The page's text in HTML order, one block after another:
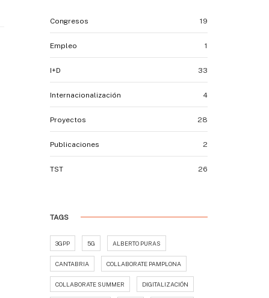
Congresos 19
Empleo 1
I+D 33
Internacionalización 4
Proyectos 28
Publicaciones 2
TST 26
TAGS
3GPP 5G ALBERTO PURAS
CANTABRIA COLLABORATE PAMPLONA
COLLABORATE SUMMER DIGITALIZACIÓN